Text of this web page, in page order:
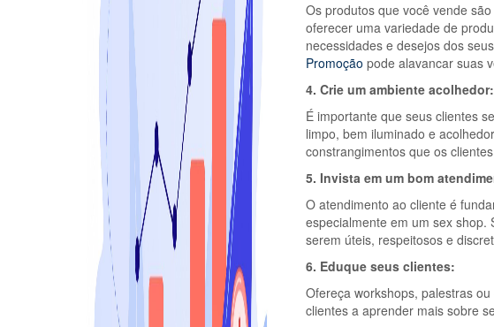
Os produtos que você vende
oferecer uma variedade de
necessidades e desejos dos
Promoção pode alavancar suas
4. Crie um ambiente acolhedor:
É importante que seus clientes
limpo, bem iluminado e
constrangimentos que os
5. Invista em um bom
O atendimento ao cliente é
especialmente em um sex
serem úteis, respeitosos e
6. Eduque seus clientes:
Ofereça workshops, palestras
clientes a aprender mais sobre